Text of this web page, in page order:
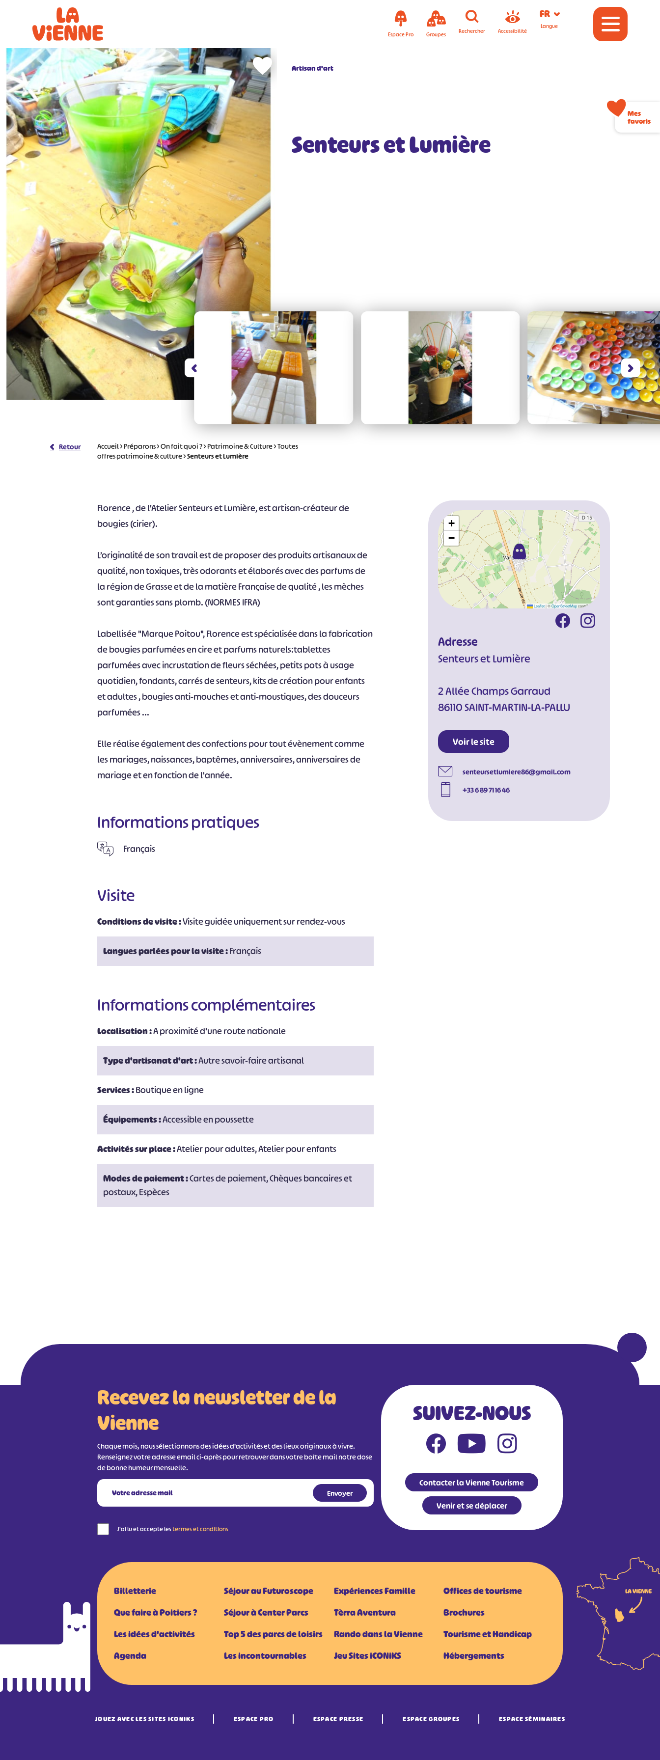
Espace Pro Groupes Rechercher Accessibilité
FR
Langue
Artisan d'art
Senteurs et Lumière
Retour Accueil>Préparons>On fait quoi ?>Patrimoine & Culture>Toutes
offres patrimoine & culture>Senteurs et Lumière
Florence , de l’Atelier Senteurs et Lumière, est artisan-créateur de
bougies (cirier).
L’originalité de son travail est de proposer des produits artisanaux de
qualité, non toxiques, très odorants et élaborés avec des parfums de
la région de Grasse et de la matière Française de qualité , les mèches
sont garanties sans plomb. (NORMES IFRA)
Labellisée "Marque Poitou", Florence est spécialisée dans la fabrication
de bougies parfumées en cire et parfums naturels:tablettes
parfumées avec incrustation de fleurs séchées, petits pots à usage
quotidien, fondants, carrés de senteurs, kits de création pour enfants
et adultes , bougies anti-mouches et anti-moustiques, des douceurs
parfumées ...
Elle réalise également des confections pour tout évènement comme
les mariages, naissances, baptêmes, anniversaires, anniversaires de
mariage et en fonction de l'année.
Informations pratiques
Français
Visite
Conditions de visite :Visite guidée uniquement sur rendez-vous
Langues parlées pour la visite :Français
Informations complémentaires
Localisation :A proximité d'une route nationale
Type d'artisanat d'art :Autre savoir-faire artisanal
Services :Boutique en ligne
Équipements :Accessible en poussette
Activités sur place :Atelier pour adultes, Atelier pour enfants
Modes de paiement :Cartes de paiement, Chèques bancaires et
postaux, Espèces
+
−
Leaflet|©OpenStreetMapcontributors
Adresse
Senteurs et Lumière
2 Allée Champs Garraud
86110 SAINT-MARTIN-LA-PALLU
Voir le site
senteursetlumiere86@gmail.com
+33 6 89 71 16 46
Recevez la newsletter de la
Vienne
Chaque mois, nous sélectionnons des idées d'activités et des lieux originaux à vivre.
Renseignez votre adresse email ci-après pour retrouver dans votre boîte mail notre dose
de bonne humeur mensuelle.
J'ai lu et accepte lestermes et conditions
SUIVEZ-NOUS
Contacter la Vienne Tourisme
Venir et se déplacer
Billetterie
Que faire à Poitiers ?
Les idées d'activités
Agenda
Séjour au Futuroscope
Séjour à Center Parcs
Top 5 des parcs de loisirs
Les incontournables
Expériences Famille
Tèrra Aventura
Rando dans la Vienne
Jeu Sites iCONiKS
Offices de tourisme
Brochures
Tourisme et Handicap
Hébergements
JOUEZ AVEC LES SITES ICONIKS ESPACE PRO ESPACE PRESSE ESPACE GROUPES ESPACE SÉMINAIRES
Mes
favoris
Panneau de gestion des cookies